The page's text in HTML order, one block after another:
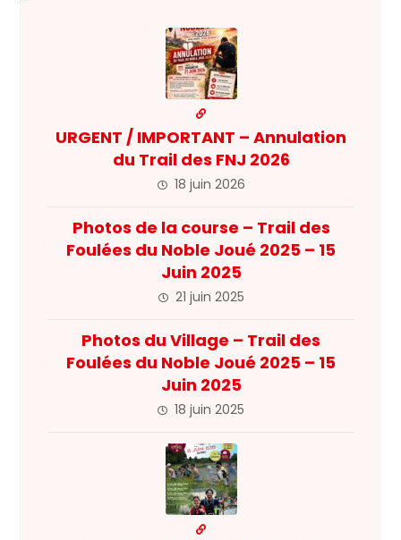
URGENT / IMPORTANT – Annulation
du Trail des FNJ 2026
18 juin 2026
Photos de la course – Trail des
Foulées du Noble Joué 2025 – 15
Juin 2025
21 juin 2025
Photos du Village – Trail des
Foulées du Noble Joué 2025 – 15
Juin 2025
18 juin 2025